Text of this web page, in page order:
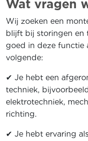
Wat vragen
Wij zoeken een
blijft bij storingen en
goed in deze functie
volgende:
✔ Je hebt een
techniek,
elektrotechniek,
richting.
✔ Je hebt ervaring